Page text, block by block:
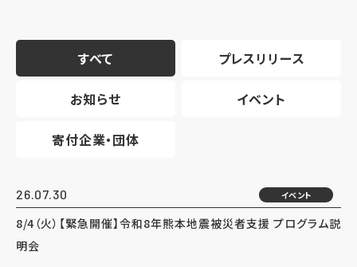
すべて プレスリリース
お知らせ イベント
寄付企業・団体
26.07.30 イベント
8/4（火）【緊急開催】令和8年熊本地震被災者支援 プログラム説
明会